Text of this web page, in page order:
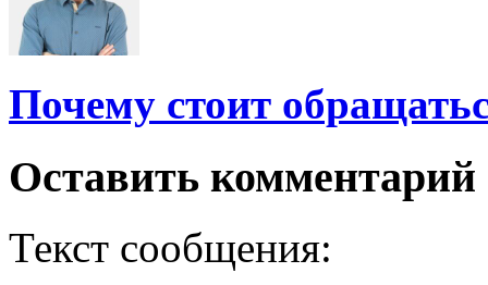
Почему стоит
Оставить комментарий
Текст сообщения: